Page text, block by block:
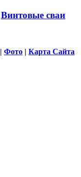
Винтовые сваи
| Фото | Карта Сайта